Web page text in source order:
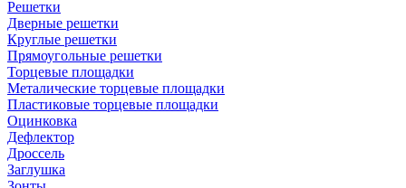
Решетки
Дверные решетки
Круглые решетки
Прямоугольные решетки
Торцевые площадки
Металические торцевые площадки
Пластиковые торцевые площадки
Оцинковка
Дефлектор
Дроссель
Заглушка